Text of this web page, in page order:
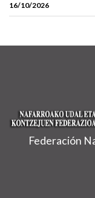
16/10/2026
Federación